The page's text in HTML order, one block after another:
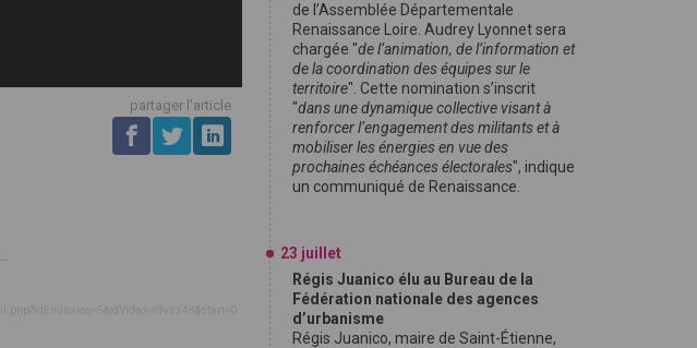
partager l'article
de l’Assemblée Départementale
Renaissance Loire. Audrey Lyonnet sera
chargée "de l’animation, de l’information et
de la coordination des équipes sur le
territoire". Cette nomination s’inscrit
"dans une dynamique collective visant à
renforcer l’engagement des militants et à
mobiliser les énergies en vue des
prochaines échéances électorales", indique
un communiqué de Renaissance.
23 juillet
Régis Juanico élu au Bureau de la
Fédération nationale des agences
d’urbanisme
Régis Juanico, maire de Saint-Étienne,